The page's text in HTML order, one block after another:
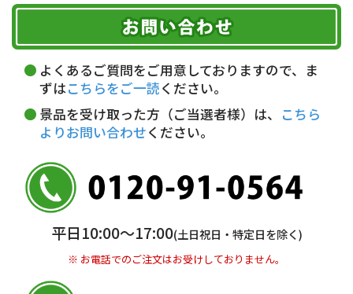
お届け可能時間帯
午前中 14～16時
16～18時
18～20時
19～21時 指定なし
代金引換(現金のみ)
5,000円未満…330円(税込)
銀行振込(前払い)
普通 7263489
＜口座名＞ カ）ディースタイル
※ 振込み手数料お客様ご負担。
期限を含むルール（条件）や、お客様にご負担い
ただく費用がございます。
詳しくはこちら▶
よくあるご質問をご用意しておりますので、ま
ずはこちらをご一読ください。
景品を受け取った方（ご当選者様）は、 こちら
よりお問い合わせください。
平日10:00〜17:00(土日祝日・特定日を除く)
※ お電話でのご注文はお受けしておりません。